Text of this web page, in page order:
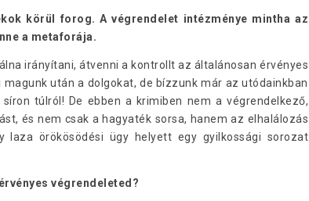
körül forog. A végrendelet intézménye mintha az
a metaforája.
irányítani, átvenni a kontrollt az általánosan érvényes
után a dolgokat, de bízzunk már az utódainkban
túlról! De ebben a krimiben nem a végrendelkező,
és nem csak a hagyaték sorsa, hanem az elhalálozás
örökösödési ügy helyett egy gyilkossági sorozat
végrendeleted?